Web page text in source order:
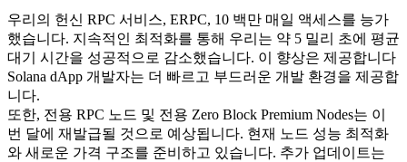
우리의 헌신 RPC 서비스, ERPC, 10 백만 매일 액세스를 능가
했습니다. 지속적인 최적화를 통해 우리는 약 5 밀리 초에 평균
대기 시간을 성공적으로 감소했습니다. 이 향상은 제공합니다
Solana dApp 개발자는 더 빠르고 부드러운 개발 환경을 제공합
니다.
또한, 전용 RPC 노드 및 전용 Zero Block Premium Nodes는 이
번 달에 재발급될 것으로 예상됩니다. 현재 노드 성능 최적화
와 새로운 가격 구조를 준비하고 있습니다. 추가 업데이트는